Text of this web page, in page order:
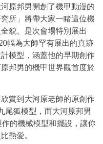
原邦男開創了機甲動漫的
所」將帶大家一睹這位機
貌。是次會場特別展出
幅為大師罕有展出的真跡
模型，涵蓋他的早期創作
邦男的機甲世界觀首度於
賞到大河原老師的原創作
尾狐模型，而大河原邦男
的機械模型和擺設，讓你
熱愛。